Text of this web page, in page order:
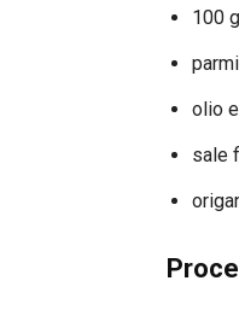
100
olio
sale